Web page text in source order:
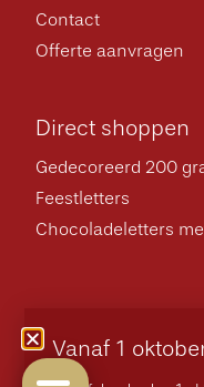
Contact
Offerte aanvragen
Direct shoppen
Gedecoreerd 200
Feestletters
Chocoladeletters
Algemene
Vanaf 1